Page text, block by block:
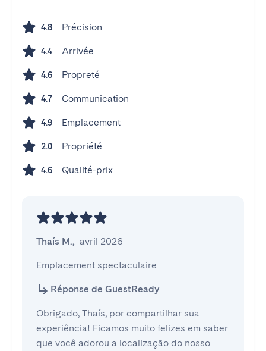
4.8 Précision
4.4 Arrivée
4.6 Propreté
4.7 Communication
4.9 Emplacement
2.0 Propriété
4.6 Qualité-prix
Thaís M., avril 2026
Emplacement spectaculaire
Réponse de GuestReady
Obrigado, Thaís, por compartilhar sua
experiência! Ficamos muito felizes em saber
que você adorou a localização do nosso